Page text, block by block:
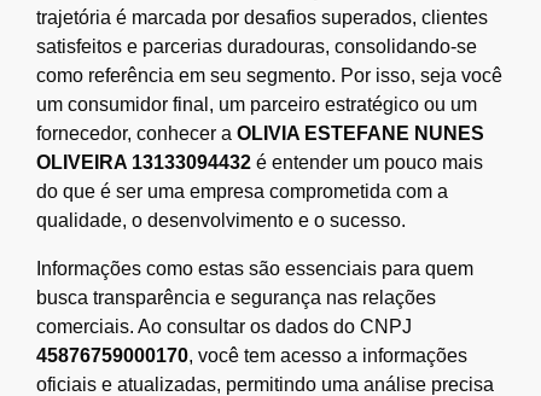
trajetória é marcada por desafios superados, clientes
satisfeitos e parcerias duradouras, consolidando-se
como referência em seu segmento. Por isso, seja você
um consumidor final, um parceiro estratégico ou um
fornecedor, conhecer a OLIVIA ESTEFANE NUNES
OLIVEIRA 13133094432 é entender um pouco mais
do que é ser uma empresa comprometida com a
qualidade, o desenvolvimento e o sucesso.
Informações como estas são essenciais para quem
busca transparência e segurança nas relações
comerciais. Ao consultar os dados do CNPJ
45876759000170, você tem acesso a informações
oficiais e atualizadas, permitindo uma análise precisa